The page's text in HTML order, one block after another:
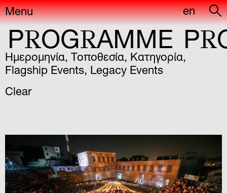
Menu en
RAMME PROGR
Ημερομηνία, Τοποθεσία, Κατηγορία,
Flagship Events, Legacy Events
Clear